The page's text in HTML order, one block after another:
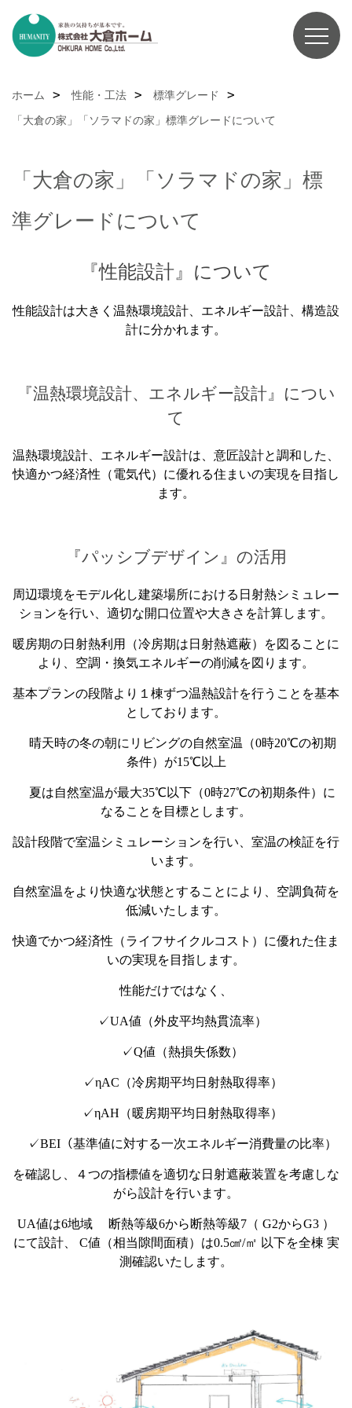
ホーム 性能・工法
標準グレード
「大倉の家」「ソラマドの家」標準グレードについて
「大倉の家」「ソラマドの家」標
準グレードについて
『性能設計』について
性能設計は大きく温熱環境設計、エネルギー設計、構造設
計に分かれます。
『温熱環境設計、エネルギー設計』につい
て
温熱環境設計、エネルギー設計は、意匠設計と調和した、
快適かつ経済性（電気代）に優れる住まいの実現を目指し
ます。
『パッシブデザイン』の活用
周辺環境をモデル化し建築場所における日射熱シミュレー
ションを行い、適切な開口位置や大きさを計算します。
暖房期の日射熱利用（冷房期は日射熱遮蔽）を図ることに
より、空調・換気エネルギーの削減を図ります。
基本プランの段階より１棟ずつ温熱設計を行うことを基本
としております。
晴天時の冬の朝にリビングの自然室温（0時20℃の初期
条件）が15℃以上
夏は自然室温が最大35℃以下（0時27℃の初期条件）に
なることを目標とします。
設計段階で室温シミュレーションを行い、室温の検証を行
います。
自然室温をより快適な状態とすることにより、空調負荷を
低減いたします。
快適でかつ経済性（ライフサイクルコスト）に優れた住ま
いの実現を目指します。
性能だけではなく、
✓UA値（外皮平均熱貫流率）
✓Q値（熱損失係数）
✓ηAC（冷房期平均日射熱取得率）
✓ηAH（暖房期平均日射熱取得率）
✓BEI（基準値に対する一次エネルギー消費量の比率）
を確認し、４つの指標値を適切な日射遮蔽装置を考慮しな
がら設計を行います。
UA値は6地域 断熱等級6から断熱等級7（ G2からG3 ）
にて設計、 C値（相当隙間面積）は0.5㎠/㎡ 以下を全棟 実
測確認いたします。